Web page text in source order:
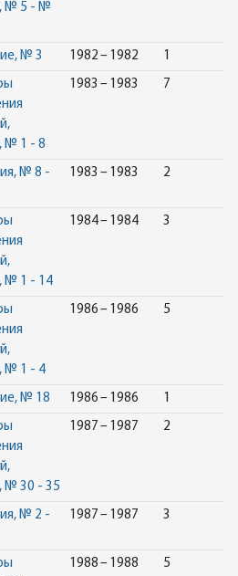
№ 5 - №
№ 3 1982 – 1982 1
№ 1 - 8
1983 – 1983 7
№ 8 -
1983 – 1983 2
№ 1 - 14
1984 – 1984 3
№ 1 - 4
1986 – 1986 5
№ 18 1986 – 1986 1
№ 30 - 35
1987 – 1987 2
№ 2 -
1987 – 1987 3
1988 – 1988 5